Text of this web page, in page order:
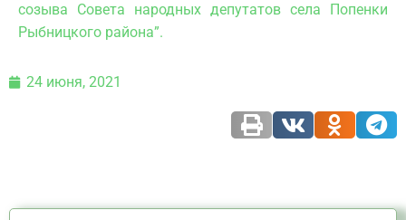
созыва Совета народных депутатов села Попенки
Рыбницкого района”.
24 июня, 2021